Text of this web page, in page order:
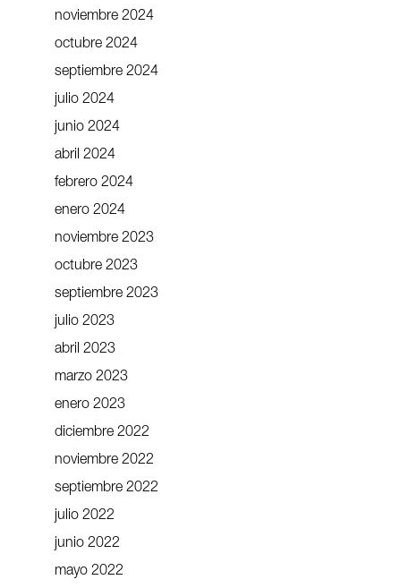
noviembre 2024
octubre 2024
septiembre 2024
julio 2024
junio 2024
abril 2024
febrero 2024
enero 2024
noviembre 2023
octubre 2023
septiembre 2023
julio 2023
abril 2023
marzo 2023
enero 2023
diciembre 2022
noviembre 2022
septiembre 2022
julio 2022
junio 2022
mayo 2022